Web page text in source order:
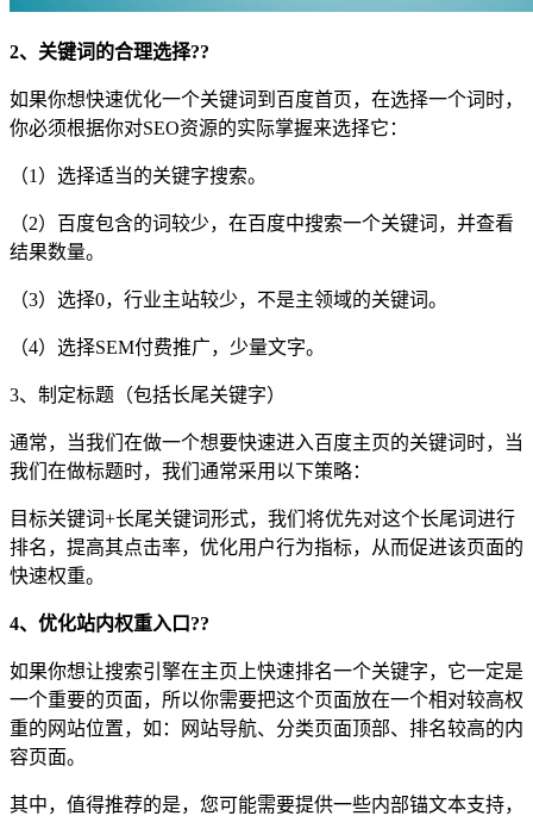
2、关键词的合理选择??
如果你想快速优化一个关键词到百度首页，在选择一个词时，
你必须根据你对SEO资源的实际掌握来选择它：
（1）选择适当的关键字搜索。
（2）百度包含的词较少，在百度中搜索一个关键词，并查看
结果数量。
（3）选择0，行业主站较少，不是主领域的关键词。
（4）选择SEM付费推广，少量文字。
3、制定标题（包括长尾关键字）
通常，当我们在做一个想要快速进入百度主页的关键词时，当
我们在做标题时，我们通常采用以下策略：
目标关键词+长尾关键词形式，我们将优先对这个长尾词进行
排名，提高其点击率，优化用户行为指标，从而促进该页面的
快速权重。
4、优化站内权重入口??
如果你想让搜索引擎在主页上快速排名一个关键字，它一定是
一个重要的页面，所以你需要把这个页面放在一个相对较高权
重的网站位置，如：网站导航、分类页面顶部、排名较高的内
容页面。
其中，值得推荐的是，您可能需要提供一些内部锚文本支持，